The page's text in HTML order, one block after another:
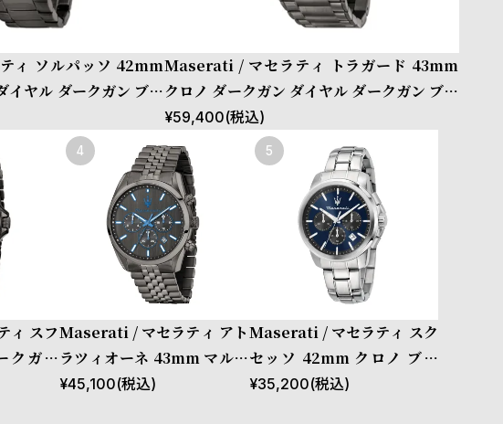
ィ ソルパッソ 42mm
イヤル ダークガン ブレ
Maserati / マセラティ トラガード 43mm
クロノ ダークガン ダイヤル ダークガン ブレ
スレット
¥59,400(税込)
ィ スフ
クガン
ブレス
Maserati / マセラティ アト
ラツィオーネ 43mm マルチ
ダークガン ダイヤル ダーク
¥45,100(税込)
Maserati / マセラティ スク
セッソ 42mm クロノ ブル
ー ガン ダイヤル シルバー
¥35,200(税込)